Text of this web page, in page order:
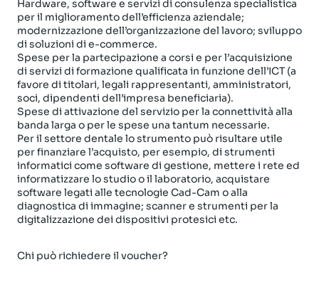
Hardware, software e servizi di consulenza specialistica
per il miglioramento dell’efficienza aziendale;
modernizzazione dell’organizzazione del lavoro; sviluppo
di soluzioni di e-commerce.
Spese per la partecipazione a corsi e per l’acquisizione
di servizi di formazione qualificata in funzione dell’ICT (a
favore di titolari, legali rappresentanti, amministratori,
soci, dipendenti dell’impresa beneficiaria).
Spese di attivazione del servizio per la connettività alla
banda larga o per le spese una tantum necessarie.
Per il settore dentale lo strumento può risultare utile
per finanziare l’acquisto, per esempio, di strumenti
informatici come software di gestione, mettere i rete ed
informatizzare lo studio o il laboratorio, acquistare
software legati alle tecnologie Cad-Cam o alla
diagnostica di immagine; scanner e strumenti per la
digitalizzazione dei dispositivi protesici etc.
Chi può richiedere il voucher?